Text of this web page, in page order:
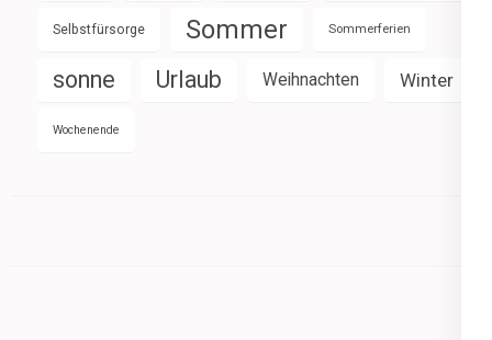
Selbstfürsorge Sommer Sommerferien
sonne Urlaub Weihnachten Winter
Wochenende